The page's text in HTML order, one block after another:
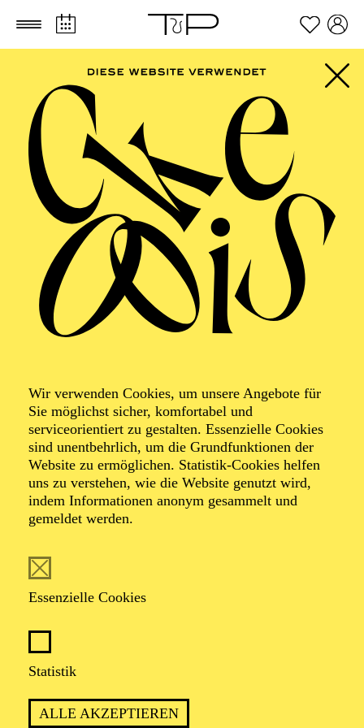
Zum Hauptinhalt springen Zum Footer springen
Wir verwenden Cookies, um unsere Angebote für
Sie möglichst sicher, komfortabel und
serviceorientiert zu gestalten. Essenzielle Cookies
sind unentbehrlich, um die Grundfunktionen der
Website zu ermöglichen. Statistik-Cookies helfen
uns zu verstehen, wie die Website genutzt wird,
indem Informationen anonym gesammelt und
gemeldet werden.
Essenzielle Cookies
Statistik
ALLE AKZEPTIEREN
Roland Schwab
Der Münchner Roland Schwab studierte Musiktheater-
Opernregisseur ist er seitdem an vielen internationalen
Pagliacci“ von Ruggero Leoncavallo sowie „Il Trittico“
von Giacomo Puccini. Wichtige und viel besprochene
Felsenreitschule Salzburg („Lohengrin“), für die